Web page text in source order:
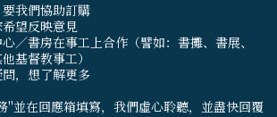
我們協助訂購
望反映意見
／書房在事工上合作（譬如：書攤、書展、
基督教事工）
，想了解更多
"並在回應箱填寫，我們虛心聆聽，並盡快回覆